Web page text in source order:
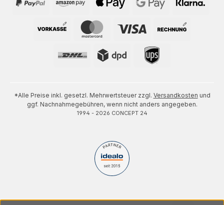
*Alle Preise inkl. gesetzl. Mehrwertsteuer zzgl. Versandkosten und
ggf. Nachnahmegebühren, wenn nicht anders angegeben.
1994 - 2026 CONCEPT 24